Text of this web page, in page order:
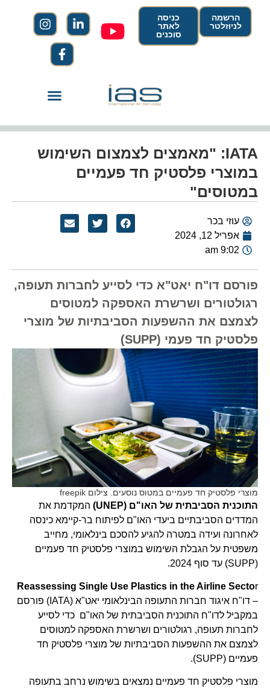
הרשמה
לניוזלטר
כניסה
לאתר
סוכנים
IATA: "מאמצים לצמצום השימוש
במוצרי פלסטיק חד פעמיים
במטוסים"
עוזי בכר
אפריל 12, 2024
9:02 am
פורסם דו"ח יאט"א כדי לסייע לחברות תעופה,
רגולטורים ושרשרת האספקה למטוסים
לצמצם את ההשפעות הסביבתיות של מוצרי
פלסטיק חד פעמי (SUPP)
מוצרי פלסטיק חד פעמיים במטוס נוסעים. צילום freepik
התוכנית הסביבתית של האו"ם (UNEP)
המקדמת את
המדדים הסביבתיים ביעדי האו"ם לפיתוח בר-קיימא כינסה
לאחרונה ועידה במטרה להגיע להסכם בינלאומי, מחייב
משפטית על הגבלת השימוש במוצרי פלסטיק חד פעמיים
(SUPP) עד סוף 2024.
Reassessing Single Use Plastics in the Airline Sector
– דו"ח איגוד חברות התעופה הבינלאומי יאט"א (IATA) פורסם
במקביל לדו"ח התוכנית הסביבתית של האו"ם כדי לסייע
לחברות תעופה, רגולטורים ושרשרת האספקה למטוסים
לצמצם את ההשפעות הסביבתיות של מוצרי פלסטיק חד
פעמיים (SUPP).
מוצרי פלסטיק חד פעמיים נמצאים בשימוש נרחב בתעופה